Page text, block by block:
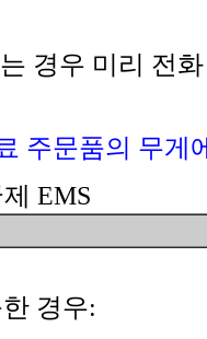
경우 미리 전
주문품의 무게
EMS
경우: